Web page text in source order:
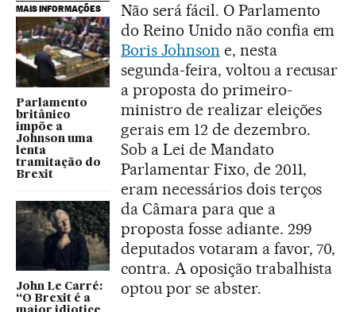
MAIS INFORMAÇÕES
Parlamento
britânico
impõe a
Johnson uma
lenta
tramitação do
Brexit
John Le Carré:
“O Brexit é a
Não será fácil. O Parlamento
do Reino Unido não confia em
Boris Johnson e, nesta
segunda-feira, voltou a recusar
a proposta do primeiro-
ministro de realizar eleições
gerais em 12 de dezembro.
Sob a Lei de Mandato
Parlamentar Fixo, de 2011,
eram necessários dois terços
da Câmara para que a
proposta fosse adiante. 299
deputados votaram a favor, 70,
contra. A oposição trabalhista
optou por se abster.